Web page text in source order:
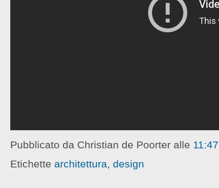
Pubblicato da Christian de Poorter alle 11:47
Etichette architettura, design